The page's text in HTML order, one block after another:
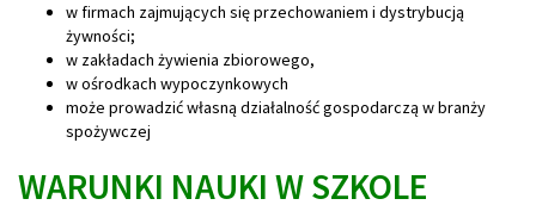
w firmach zajmujących się przechowaniem i dystrybucją
żywności;
w zakładach żywienia zbiorowego,
w ośrodkach wypoczynkowych
może prowadzić własną działalność gospodarczą w branży
spożywczej
WARUNKI NAUKI W SZKOLE